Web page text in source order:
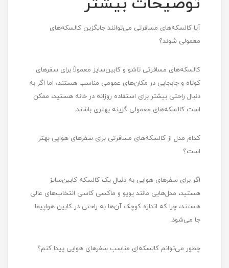
آیا کالسکه‌های مسافرتی می‌توانند جایگزین کالسکه‌های
معمولی شوند؟
کالسکه‌های مسافرتی تاشو و کابین‌سایز معمولاً برای سفرهای
کوتاه و جابجایی در مکان‌های عمومی مناسب هستند، اما اگر به
دنبال راحتی بیشتر برای استفاده روزانه در خانه هستید، ممکن
است کالسکه‌های معمولی گزینه بهتری باشند.
کدام مدل از کالسکه‌های مسافرتی برای سفرهای هوایی بهتر
است؟
اگر برای سفرهای هوایی به دنبال یک کالسکه کابین‌سایز
هستید، مدل‌هایی مانند یویو و ماکسی کاسی انتخاب‌های عالی
هستند، چرا که اندازه کوچک آن‌ها به راحتی در کابین هواپیما
جا می‌شود.
چطور می‌توانم کالسکه‌ای مناسب سفرهای هوایی پیدا کنم؟